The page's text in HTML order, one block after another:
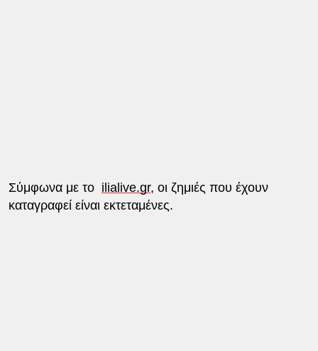
Σύμφωνα με το ilialive.gr, οι ζημιές που έχουν
καταγραφεί είναι εκτεταμένες.